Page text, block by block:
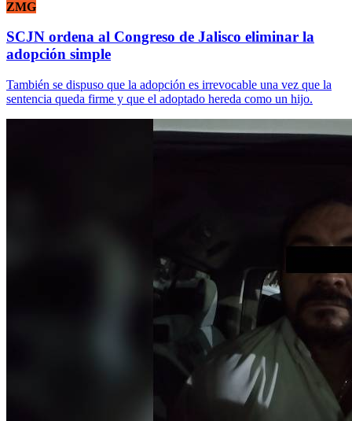
ZMG
SCJN ordena al Congreso de Jalisco eliminar la
adopción simple
También se dispuso que la adopción es irrevocable una vez que la
sentencia queda firme y que el adoptado hereda como un hijo.